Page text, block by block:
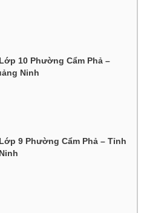
10 Phường Cẩm Phả –
Ninh
9 Phường Cẩm Phả – Tỉnh